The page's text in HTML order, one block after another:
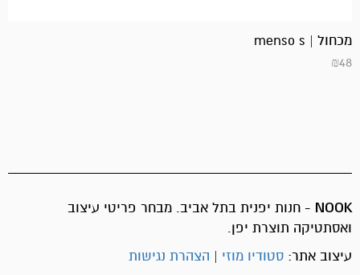
מכחול | menso s
₪48
NOOK - חנות יפנית בתל אביב. מבחר פריטי עיצוב
ואסתטיקה תוצרת יפן.
עיצוב אתר: סטודיו מוזי | הצהרת נגישות